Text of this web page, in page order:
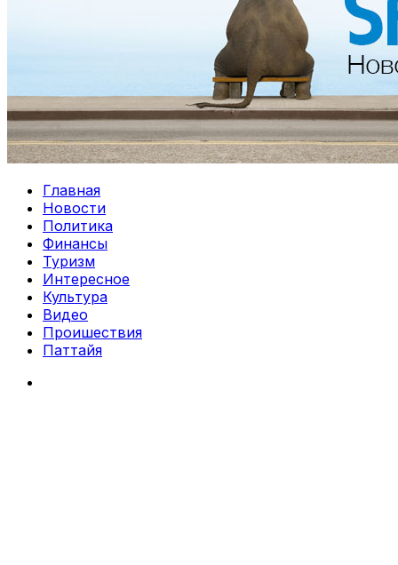
Главная
Новости
Политика
Финансы
Туризм
Интересное
Культура
Видео
Проишествия
Паттайя